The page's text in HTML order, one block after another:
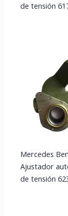
de tensión
Mercedes
Ajustador
de tensión